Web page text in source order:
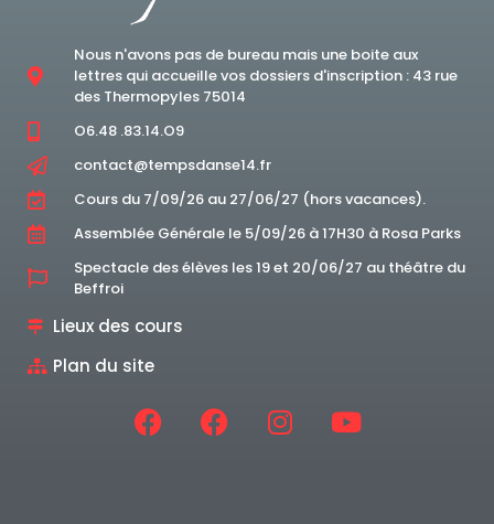
Nous n'avons pas de bureau mais une boite aux
lettres qui accueille vos dossiers d'inscription : 43 rue
des Thermopyles 75014
O6.48 .83.14.O9
contact@tempsdanse14.fr
Cours du 7/09/26 au 27/06/27 (hors vacances).
Assemblée Générale le 5/09/26 à 17H30 à Rosa Parks
Spectacle des élèves les 19 et 20/06/27 au théâtre du
Beffroi
Lieux des cours
Plan du site